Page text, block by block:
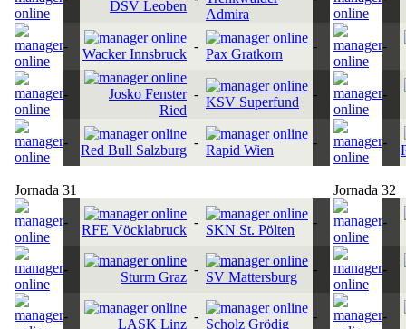
DSV Leoben
Admira
-
Wacker Innsbruck
-
Pax Gratkorn
- -
-
Josko Fenster
Ried
-
KSV Superfund
- -
-
Red Bull Salzburg
-
Rapid Wien
- -
Jornada 31 Jornada 32
-
RFE Vöcklabruck
-
SKN St. Pölten
- -
-
Sturm Graz
-
SV Mattersburg
- -
-
LASK Linz
-
Scholz Grödig
- -